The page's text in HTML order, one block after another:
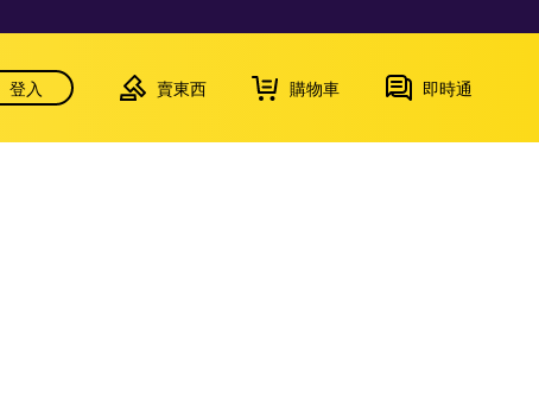
登入 賣東西 購物車 即時通